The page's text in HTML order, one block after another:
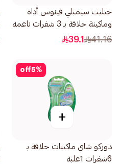
جيليت سيمبلي فينوس أداة
وماكينة حلاقة بـ 3 شفرات ناعمة
3قطعة
41.16
39.1
5%
off
+
دوركو شاي ماكينات حلاقة بـ
6شفرات 1علبة